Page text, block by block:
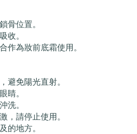
骨位置。
收。
作為妝前底霜使用。
避免陽光直射。
睛。
洗。
，請停止使用。
的地方。